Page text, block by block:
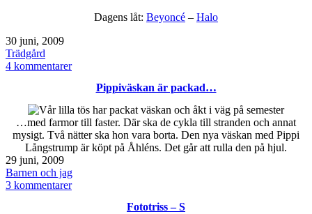
Dagens låt: Beyoncé – Halo
Publicerat
den
30 juni, 2009
Kategoriserat
som
Trädgård
4 kommentarertill
Pippiväskan är packad…
…med farmor till faster. Där ska de cykla till stranden och annat
mysigt. Två nätter ska hon vara borta. Den nya väskan med Pippi
Långstrump är köpt på Åhléns. Det går att rulla den på hjul.
Publicerat
den
29 juni, 2009
Kategoriserat
som
Barnen och jag
3 kommentarertill
Fototriss – S